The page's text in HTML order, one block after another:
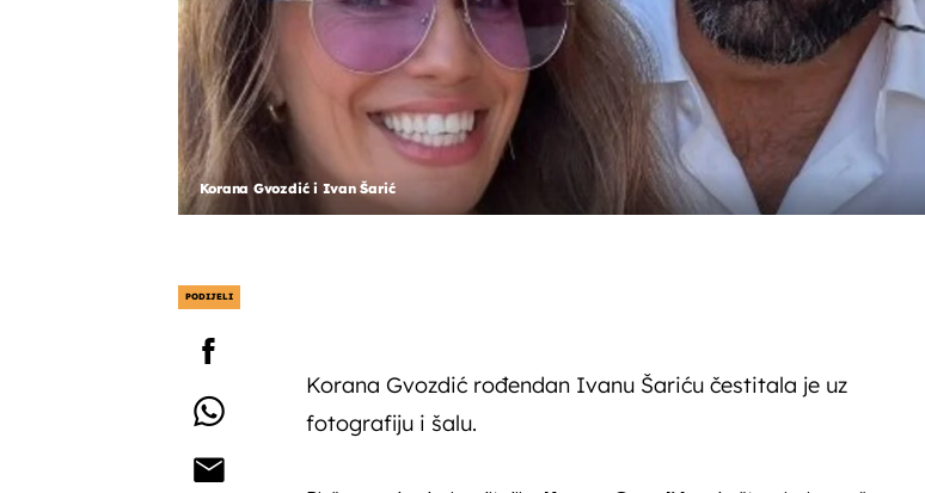
Korana Gvozdić i Ivan Šarić
PODIJELI
Korana Gvozdić rođendan Ivanu Šariću čestitala je uz
fotografiju i šalu.